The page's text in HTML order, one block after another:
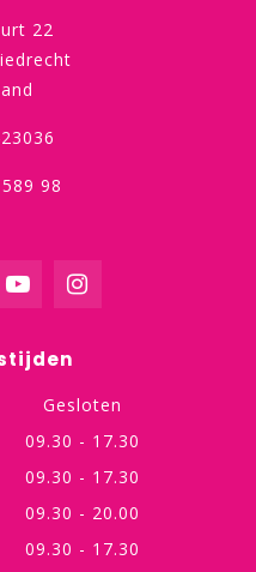
22
98
Gesloten
09.30 - 17.30
09.30 - 17.30
09.30 - 20.00
09.30 - 17.30